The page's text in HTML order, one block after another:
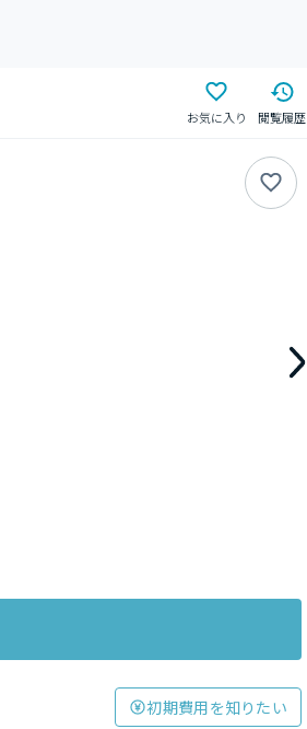
お気に入り 閲覧履歴
初期費用を知りたい